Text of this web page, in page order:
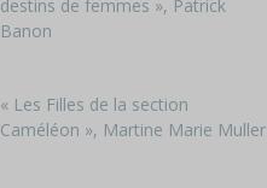
destins de femmes », Patrick
Banon
« Les Filles de la section
Caméléon », Martine Marie Muller